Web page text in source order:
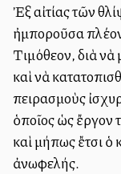
Ἐξ αἰτίας τῶν
ἠμποροῦσα
Τιμόθεον, διὰ νὰ
καὶ νὰ
πειρασμοὺς
ὁποῖος ὡς ἔργον
καὶ μήπως ἔτσι ὁ
ἀνωφελής.